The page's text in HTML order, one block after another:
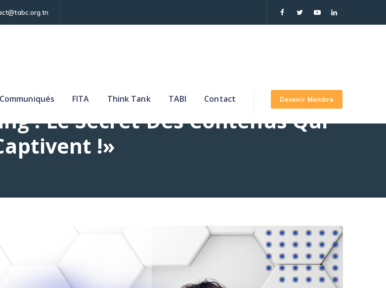
Devenir Membre
FITA Think Tank TABI Contact
: Le Secret Des Contenus Qui
!»